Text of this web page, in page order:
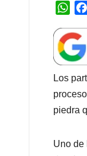
W
a
t
s
A
p
p
Los
piedra
Uno de